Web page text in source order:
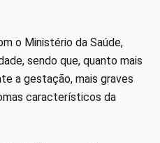
o Ministério da Saúde,
sendo que, quanto mais
a gestação, mais graves
característicos da